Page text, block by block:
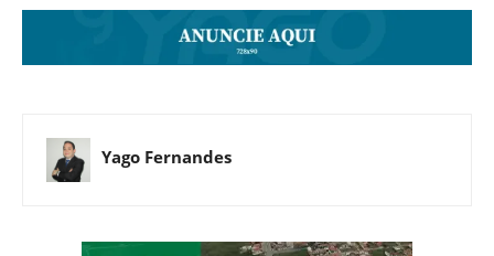
Yago Fernandes